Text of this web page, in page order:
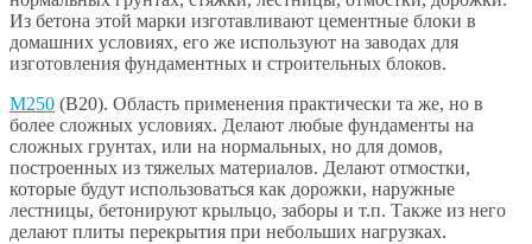
Из бетона этой марки изготавливают цементные блоки в
домашних условиях, его же используют на заводах для
изготовления фундаментных и строительных блоков.
М250 (В20). Область применения практически та же, но в
более сложных условиях. Делают любые фундаменты на
сложных грунтах, или на нормальных, но для домов,
построенных из тяжелых материалов. Делают отмостки,
которые будут использоваться как дорожки, наружные
лестницы, бетонируют крыльцо, заборы и т.п. Также из него
делают плиты перекрытия при небольших нагрузках.